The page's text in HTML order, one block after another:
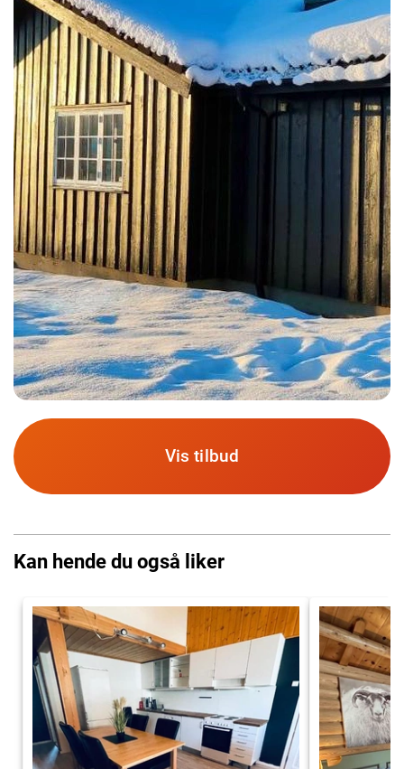
Vis tilbud
Kan hende du også liker